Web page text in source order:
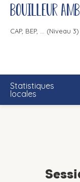
Bouilleur
CAP, BEP, ... (Niveau 3)
Statistiques
locales